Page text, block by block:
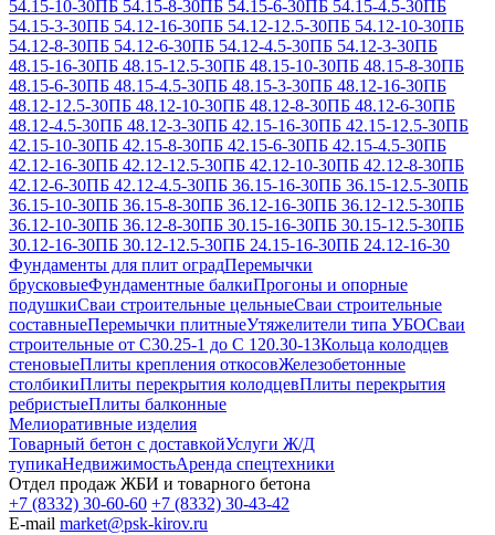
54.15-10-30ПБ 54.15-8-30ПБ 54.15-6-30ПБ 54.15-4.5-30ПБ
54.15-3-30ПБ 54.12-16-30ПБ 54.12-12.5-30ПБ 54.12-10-30ПБ
54.12-8-30ПБ 54.12-6-30ПБ 54.12-4.5-30ПБ 54.12-3-30ПБ
48.15-16-30ПБ 48.15-12.5-30ПБ 48.15-10-30ПБ 48.15-8-30ПБ
48.15-6-30ПБ 48.15-4.5-30ПБ 48.15-3-30ПБ 48.12-16-30ПБ
48.12-12.5-30ПБ 48.12-10-30ПБ 48.12-8-30ПБ 48.12-6-30ПБ
48.12-4.5-30ПБ 48.12-3-30ПБ 42.15-16-30ПБ 42.15-12.5-30ПБ
42.15-10-30ПБ 42.15-8-30ПБ 42.15-6-30ПБ 42.15-4.5-30ПБ
42.12-16-30ПБ 42.12-12.5-30ПБ 42.12-10-30ПБ 42.12-8-30ПБ
42.12-6-30ПБ 42.12-4.5-30ПБ 36.15-16-30ПБ 36.15-12.5-30ПБ
36.15-10-30ПБ 36.15-8-30ПБ 36.12-16-30ПБ 36.12-12.5-30ПБ
36.12-10-30ПБ 36.12-8-30ПБ 30.15-16-30ПБ 30.15-12.5-30ПБ
30.12-16-30ПБ 30.12-12.5-30ПБ 24.15-16-30ПБ 24.12-16-30
Фундаменты для плит оградПеремычки
брусковыеФундаментные балкиПрогоны и опорные
подушкиСваи строительные цельныеСваи строительные
составныеПеремычки плитныеУтяжелители типа УБОСваи
строительные от С30.25-1 до С 120.30-13Кольца колодцев
стеновыеПлиты крепления откосовЖелезобетонные
столбикиПлиты перекрытия колодцевПлиты перекрытия
ребристыеПлиты балконные
Мелиоративные изделия
Товарный бетон с доставкойУслуги Ж/Д
тупикаНедвижимостьАренда спецтехники
Отдел продаж ЖБИ и товарного бетона
+7 (8332) 30-60-60 +7 (8332) 30-43-42
E-mail market@psk-kirov.ru